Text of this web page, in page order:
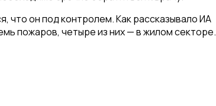
что он под контролем. Как рассказывало ИА
пожаров, четыре из них — в жилом секторе.